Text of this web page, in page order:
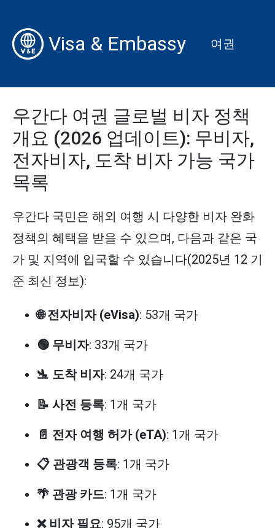
Visa & Embassy 여권
우간다 여권 글로벌 비자 정책
개요 (2026 업데이트): 무비자,
전자비자, 도착 비자 가능 국가
목록
우간다 국민은 해외 여행 시 다양한 비자 완화
정책의 혜택을 받을 수 있으며, 다음과 같은 국
가 및 지역에 입국할 수 있습니다(2025년 12 기
준 최신 정보):
🌐 전자비자 (eVisa): 53개 국가
🟢 무비자: 33개 국가
🛬 도착 비자: 24개 국가
📝 사전 등록: 1개 국가
📄 전자 여행 허가 (eTA): 1개 국가
📋 관광객 등록: 1개 국가
🌴 관광 카드: 1개 국가
❌ 비자 필요: 95개 국가